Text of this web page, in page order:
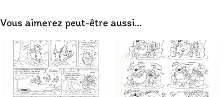
Vous aimerez peut-être aussi…